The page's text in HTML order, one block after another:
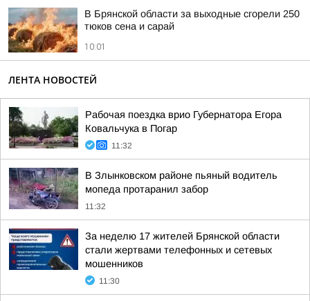
В Брянской области за выходные сгорели 250
тюков сена и сарай
10:01
ЛЕНТА НОВОСТЕЙ
Рабочая поездка врио Губернатора Егора
Ковальчука в Погар
11:32
В Злынковском районе пьяный водитель
мопеда протаранил забор
11:32
За неделю 17 жителей Брянской области
стали жертвами телефонных и сетевых
мошенников
11:30